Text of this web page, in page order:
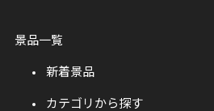
景品一覧
新着景品
カテゴリから探す